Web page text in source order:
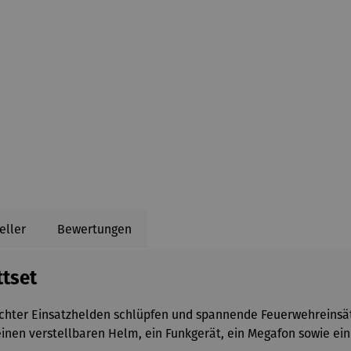
Bewertungen
Einsatzhelden schlüpfen und spannende
verstellbaren Helm, ein Funkgerät, ein Megafon sowie